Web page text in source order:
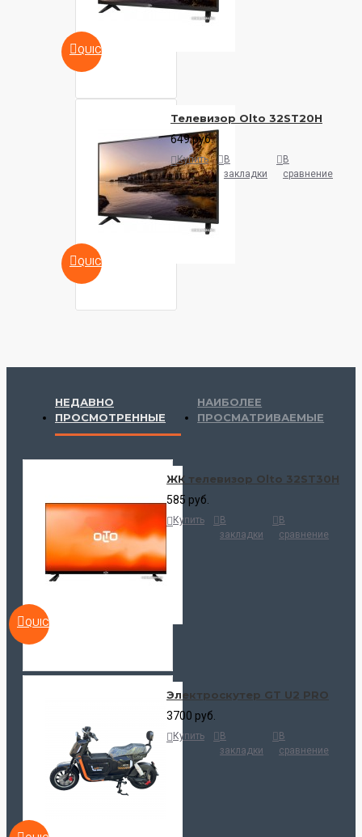
QUICKVIEW
QUICKVIEW
Телевизор Olto 32ST20H
649 руб.
Купить
В
закладки
В
сравнение
НЕДАВНО
ПРОСМОТРЕННЫЕ
НАИБОЛЕЕ
ПРОСМАТРИВАЕМЫЕ
QUICKVIEW
ЖК телевизор Olto 32ST30H
585 руб.
Купить
В
закладки
В
сравнение
Электроскутер GT U2 PRO
3700 руб.
Купить
В
закладки
В
сравнение